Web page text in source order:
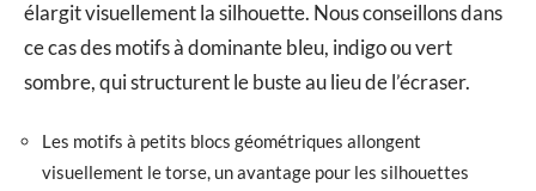
élargit visuellement la silhouette. Nous conseillons dans
ce cas des motifs à dominante bleu, indigo ou vert
sombre, qui structurent le buste au lieu de l’écraser.
Les motifs à petits blocs géométriques allongent
visuellement le torse, un avantage pour les silhouettes